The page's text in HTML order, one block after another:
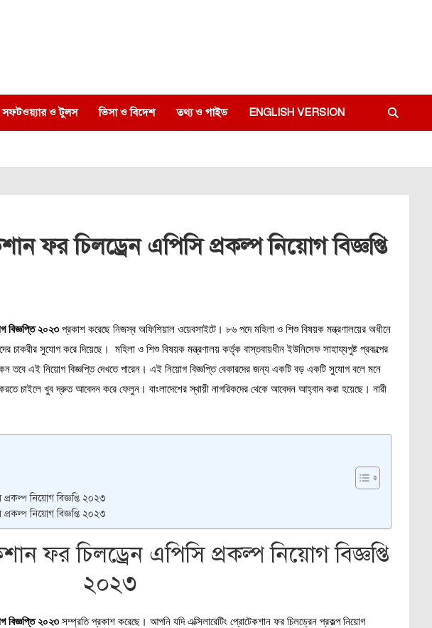
সফটওয়্যার ও টুলস ভিসা ও বিদেশ তথ্য ও গাইড ENGLISH VERSION
ফর চিলড্রেন এপিসি প্রকল্প নিয়োগ বিজ্ঞপ্তি
বিজ্ঞপ্তি ২০২৩প্রকাশ করেছে নিজস্ব অফিশিয়াল ওয়েবসাইটে। ৮৬ পদে মহিলা ও শিশু বিষয়ক মন্ত্রণালয়ের অধীনে
চাকরীর সুযোগ করে দিয়েছে। মহিলা ও শিশু বিষয়ক মন্ত্রণালয় কর্তৃক বাস্তবায়ধীন ইউনিসেফ সাহায্যপুষ্ট প্রকল্পের
তবে এই নিয়োগ বিজ্ঞপ্তি দেখতে পারেন। এই নিয়োগ বিজ্ঞপ্তি বেকারদের জন্য একটি বড় একটি সুযোগ বলে মনে
চাইলে খুব দ্রুত আবেদন করে ফেলুন। বাংলাদেশের স্থায়ী নাগরিকদের থেকে আবেদন আহ্বান করা হয়েছে। নারী
প্রকল্প নিয়োগ বিজ্ঞপ্তি ২০২৩
প্রকল্প নিয়োগ বিজ্ঞপ্তি ২০২৩
ফর চিলড্রেন এপিসি প্রকল্প নিয়োগ বিজ্ঞপ্তি
২০২৩
বিজ্ঞপ্তি ২০২৩সম্প্রতি প্রকাশ করেছে। আপনি যদি এক্সিলারেটিং প্রোটেকশান ফর চিলড্রেন প্রকল্প নিয়োগ